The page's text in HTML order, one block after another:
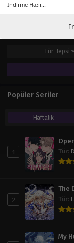
Seri Ara
Tür Hepsi
Popüler Seriler
Haftalık
1 Tür:
2
The
Tür:
My
İndirme Hazır...